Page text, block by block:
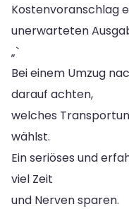
Kostenvoranschlag
unerwarteten
„`
Bei einem Umzug
darauf achten,
welches
wählst.
Ein seriöses und
viel Zeit
und Nerven sparen.